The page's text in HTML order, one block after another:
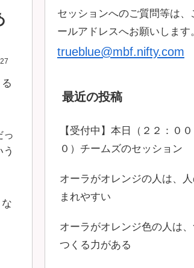
っ
セッションへのご質問等は、
ールアドレスへお願いします
trueblue@mbf.nifty.com
最近の投稿
【受付中】本日（２２：０
０）チームズのセッション
オーラがオレンジの人は、
まれやすい
オーラがオレンジ色の人は
つくる力がある